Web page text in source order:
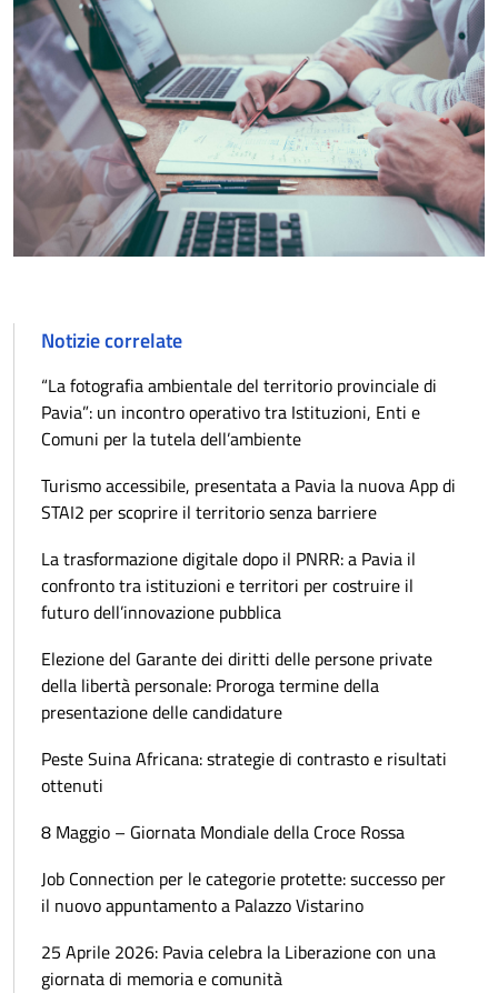
Notizie correlate
“La fotografia ambientale del territorio provinciale di
Pavia”: un incontro operativo tra Istituzioni, Enti e
Comuni per la tutela dell’ambiente
Turismo accessibile, presentata a Pavia la nuova App di
STAI2 per scoprire il territorio senza barriere
La trasformazione digitale dopo il PNRR: a Pavia il
confronto tra istituzioni e territori per costruire il
futuro dell’innovazione pubblica
Elezione del Garante dei diritti delle persone private
della libertà personale: Proroga termine della
presentazione delle candidature
Peste Suina Africana: strategie di contrasto e risultati
ottenuti
8 Maggio – Giornata Mondiale della Croce Rossa
Job Connection per le categorie protette: successo per
il nuovo appuntamento a Palazzo Vistarino
25 Aprile 2026: Pavia celebra la Liberazione con una
giornata di memoria e comunità